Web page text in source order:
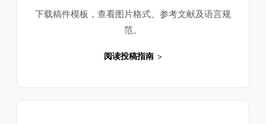
下载稿件模板，查看图片格式、参考文献及语言规
范。
阅读投稿指南